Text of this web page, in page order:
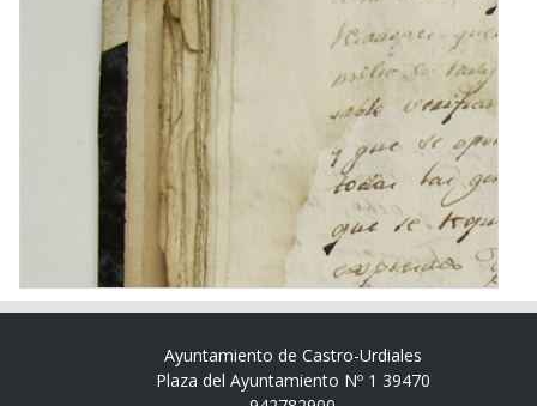
Ayuntamiento de Castro-Urdiales
Plaza del Ayuntamiento Nº 1 39470